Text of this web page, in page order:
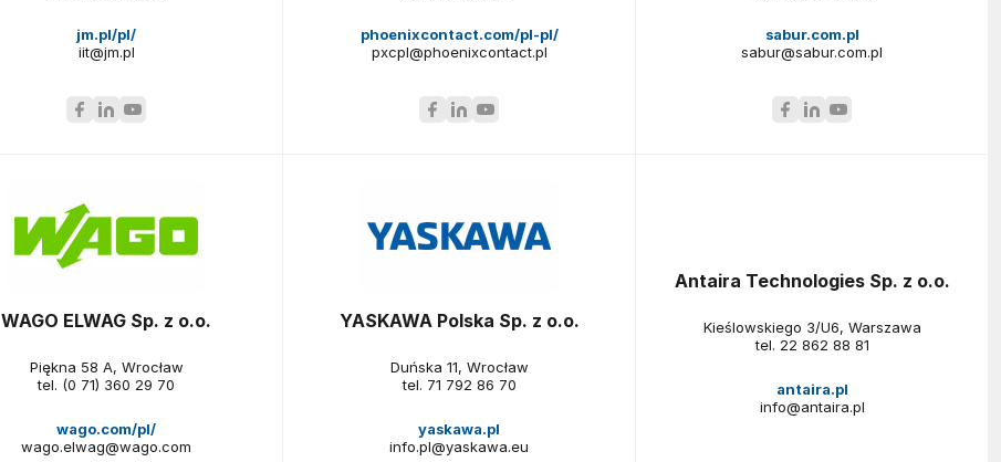
jm.pl/pl/
iit@jm.pl
phoenixcontact.com/pl-pl/
pxcpl@phoenixcontact.pl
sabur.com.pl
sabur@sabur.com.pl
WAGO ELWAG Sp. z o.o.
Piękna 58 A, Wrocław
tel. (0 71) 360 29 70
wago.com/pl/
wago.elwag@wago.com
YASKAWA Polska Sp. z o.o.
Duńska 11, Wrocław
tel. 71 792 86 70
yaskawa.pl
info.pl@yaskawa.eu
Antaira Technologies Sp. z o.o.
Kieślowskiego 3/U6, Warszawa
tel. 22 862 88 81
antaira.pl
info@antaira.pl